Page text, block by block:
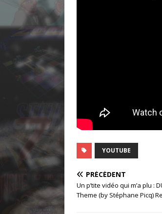
YOUTUBE
PRÉCÉDENT
Un p’tite vidéo qui m’a plu :
Theme (by Stéphane Picq)